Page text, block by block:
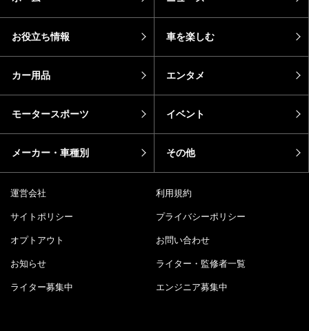
お役立ち情報 車を楽しむ
カー用品 エンタメ
モータースポーツ イベント
メーカー・車種別 その他
運営会社 利用規約
サイトポリシー プライバシーポリシー
オプトアウト お問い合わせ
お知らせ ライター・監修者一覧
ライター募集中 エンジニア募集中